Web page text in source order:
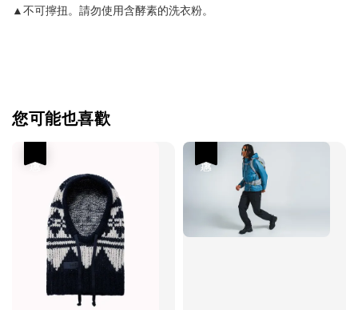
▲不可擰扭。請勿使用含酵素的洗衣粉。
您可能也喜歡